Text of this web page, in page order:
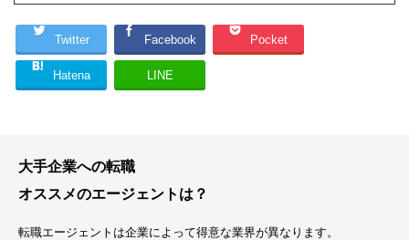
Twitter Facebook Pocket
Hatena LINE
大手企業への転職
オススメのエージェントは？
転職エージェントは企業によって得意な業界が異なります。